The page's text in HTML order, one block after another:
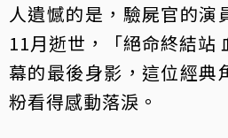
人遺憾的是，驗屍官的演
11月逝世，「絕命終結站
幕的最後身影，這位經典
粉看得感動落淚。